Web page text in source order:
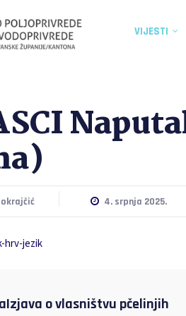
VIJESTI
4. srpnja 2025.
hrv-jezik
o vlasništvu pčelinjih